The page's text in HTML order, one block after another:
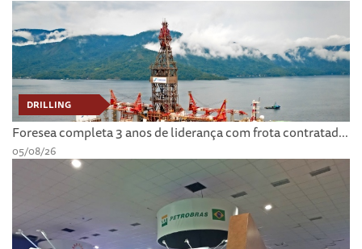
DRILLING
Foresea completa 3 anos de liderança com frota contratad...
05/08/26